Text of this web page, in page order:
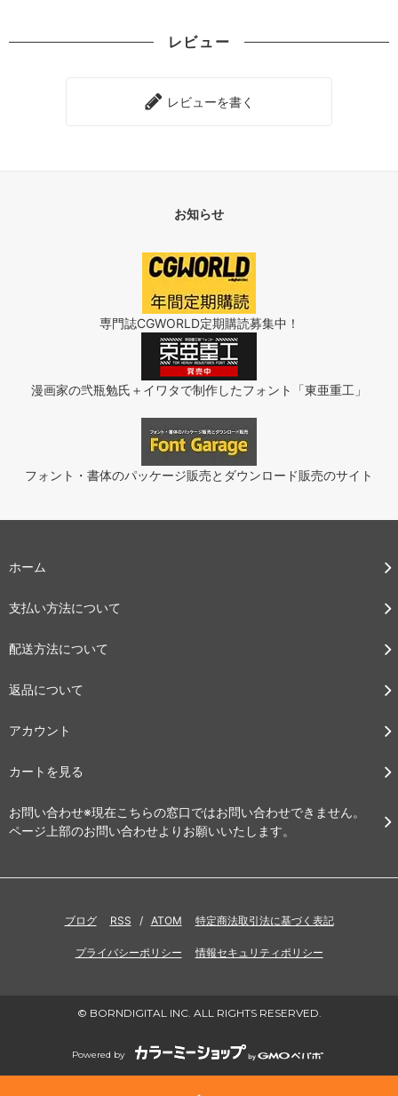
レビュー
レビューを書く
お知らせ
専門誌CGWORLD定期購読募集中！
漫画家の弐瓶勉氏＋イワタで制作したフォント「東亜重工」
フォント・書体のパッケージ販売とダウンロード販売のサイト
ホーム
支払い方法について
配送方法について
返品について
アカウント
カートを見る
お問い合わせ※現在こちらの窓口ではお問い合わせできません。
ページ上部のお問い合わせよりお願いいたします。
ブログ RSS / ATOM 特定商法取引法に基づく表記
プライバシーポリシー 情報セキュリティポリシー
© BORNDIGITAL INC. ALL RIGHTS RESERVED.
Powered by